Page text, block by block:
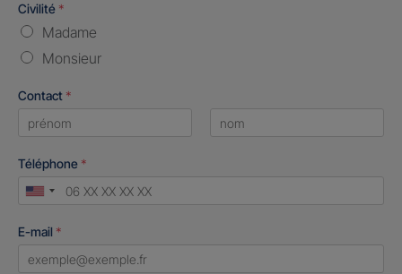
Civilité *
Madame
Monsieur
Contact *
Téléphone *
United
+1
E-mail *